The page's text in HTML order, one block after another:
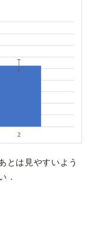
とは見やすいよう
．